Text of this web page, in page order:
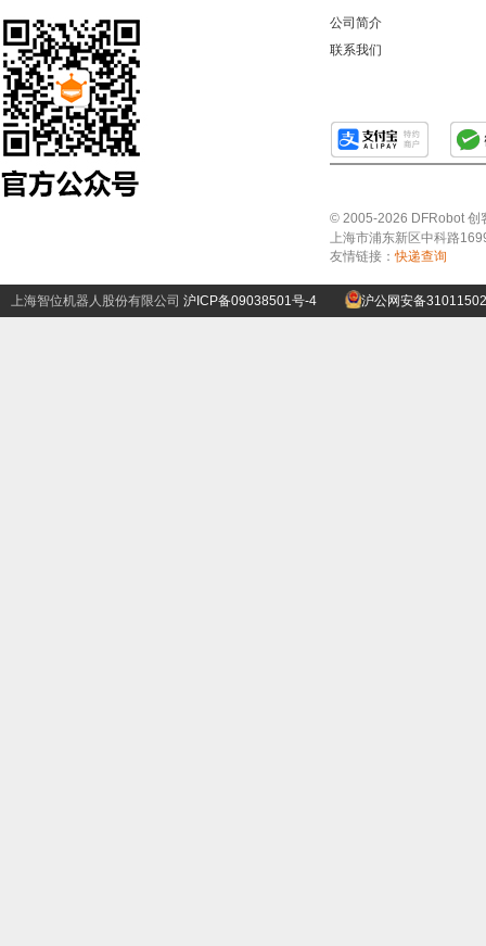
公司简介
联系我们
© 2005-2026 DFRobot 创
上海市浦东新区中科路
友情链接：快递查询
上海智位机器人股份有限公司 沪ICP备09038501号-4 沪公网安备